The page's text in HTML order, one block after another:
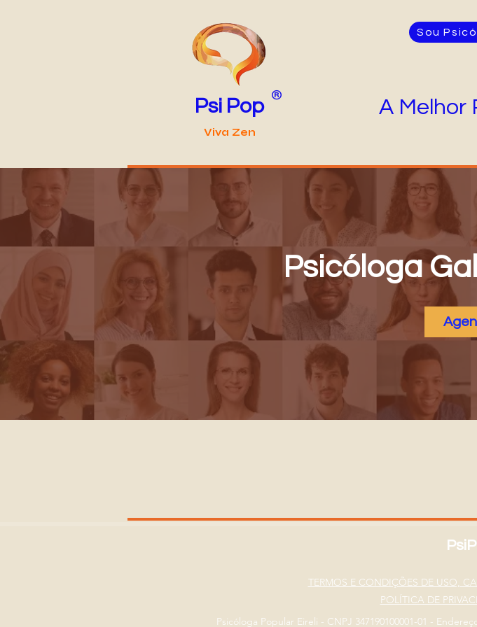
Psi Pop ®
Viva Zen
Sou
A Melhor
Psicóloga
TERMOS E CONDIÇÕES DE USO,
POLÍTICA DE
Psicóloga Popular Eireli - CNPJ 347190100001-01 -